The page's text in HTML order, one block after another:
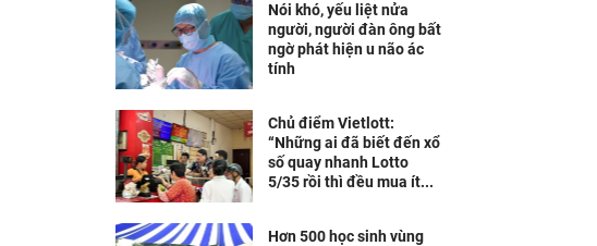
Nói khó, yếu liệt nửa
người, người đàn ông bất
ngờ phát hiện u não ác
tính
Chủ điểm Vietlott:
“Những ai đã biết đến xổ
số quay nhanh Lotto
5/35 rồi thì đều mua ít...
Hơn 500 học sinh vùng